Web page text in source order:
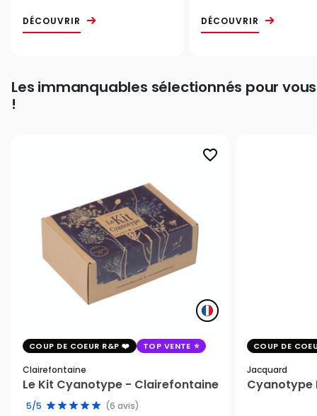
DÉCOUVRIR DÉCOUVRIR
Les immanquables sélectionnés pour vous
!
favorite_border
COUP DE COEUR R&P TOP VENTE
Clairefontaine
Le Kit Cyanotype - Clairefontaine
5/5 (6 avis)
COUP DE
Jacquard
Cyanotype